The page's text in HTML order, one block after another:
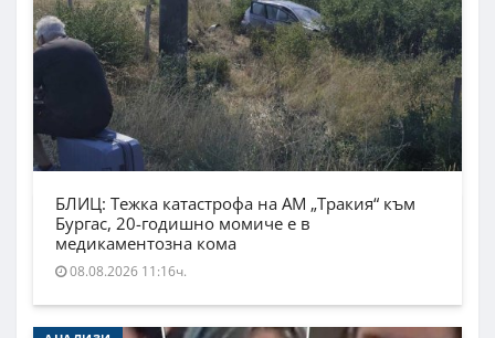
БЛИЦ: Тежка катастрофа на АМ „Тракия“ към
Бургас, 20-годишно момиче е в
медикаментозна кома
08.08.2026 11:16ч.